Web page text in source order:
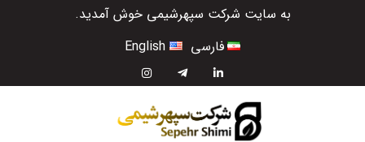
به سایت شرکت سپهرشیمی خوش آمدید.
فارسی
English